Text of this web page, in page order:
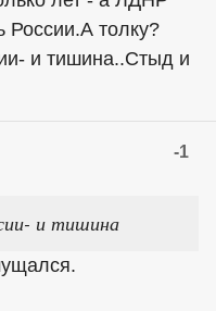
России.А толку?
и тишина..Стыд и
-1
и тишина